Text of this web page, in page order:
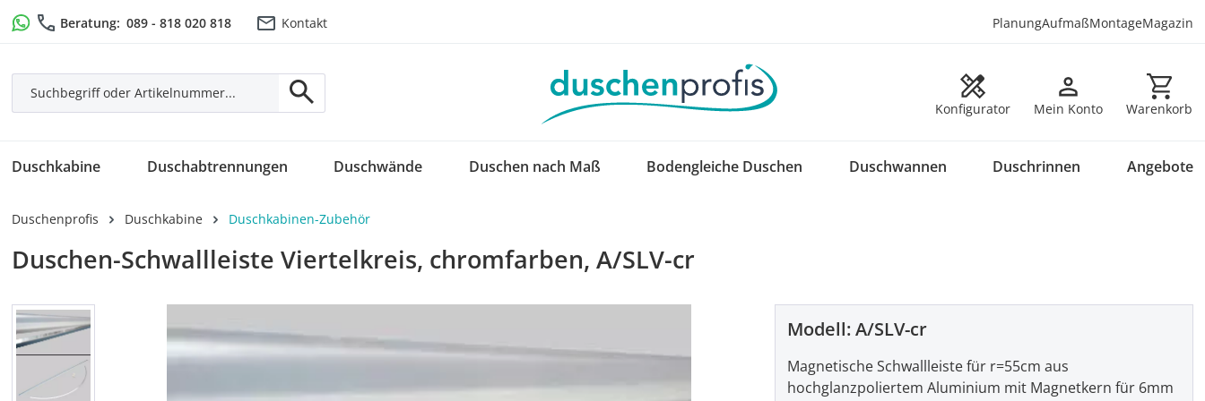
Hauptinhalt springen
Zur Suche springen
Zur Hauptnavigation springen
Beratung: 089 - 818 020 818 Kontakt PlanungAufmaßMontageMagazin
Konfigurator Mein Konto Warenkorb
Warenkorb
Duschkabine Duschabtrennungen Duschwände Duschen nach Maß Bodengleiche Duschen Duschwannen Duschrinnen Angebote
Duschenprofis Duschkabine Duschkabinen-Zubehör
Duschen-Schwallleiste Viertelkreis, chromfarben, A/SLV-cr
Bildergalerie überspringen
Modell:A/SLV-cr
Magnetische Schwallleiste für r=55cm aus
hochglanzpoliertem Aluminium mit Magnetkern für 6mm